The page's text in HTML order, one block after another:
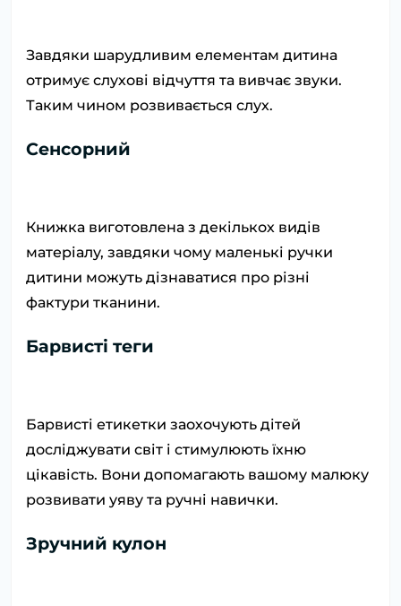
Завдяки шарудливим елементам дитина
отримує слухові відчуття та вивчає звуки.
Таким чином розвивається слух.
Сенсорний
Книжка виготовлена ​​з декількох видів
матеріалу, завдяки чому маленькі ручки
дитини можуть дізнаватися про різні
фактури тканини.
Барвисті теги
Барвисті етикетки заохочують дітей
досліджувати світ і стимулюють їхню
цікавість. Вони допомагають вашому малюку
розвивати уяву та ручні навички.
Зручний кулон